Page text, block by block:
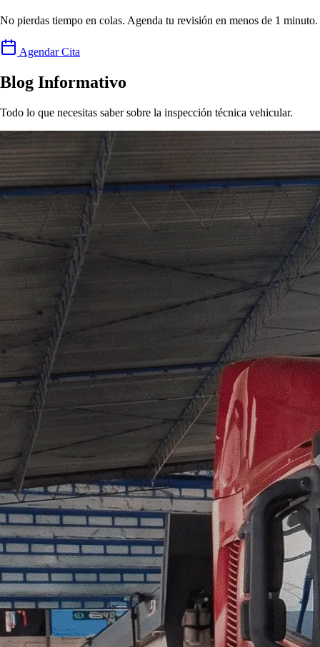
No pierdas tiempo en colas. Agenda tu revisión en menos de 1 minuto.
Agendar Cita
Blog Informativo
Todo lo que necesitas saber sobre la inspección técnica vehicular.